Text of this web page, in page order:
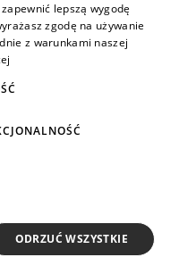
agrotechniczny,
chemicznych
W zależności
stosowane
na skuteczność
lepszą wygodę
zgodę na używanie
z warunkami naszej
ODRZUĆ WSZYSTKIE